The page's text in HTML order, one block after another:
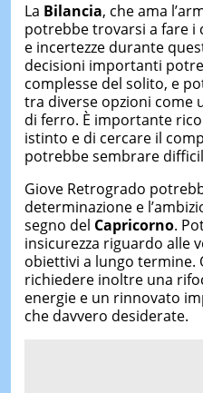
La Bilancia, che ama
potrebbe trovarsi a fare
e incertezze durante
decisioni importanti
complesse del solito, e
tra diverse opzioni come
di ferro. È importante
istinto e di cercare il
potrebbe sembrare
Giove Retrogrado
determinazione e
segno del Capricorno.
insicurezza riguardo alle
obiettivi a lungo termine.
richiedere inoltre una
energie e un rinnovato
che davvero desiderate.